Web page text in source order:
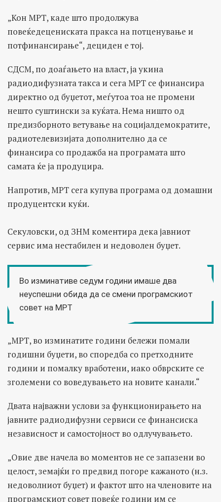
„Кон МРТ, каде што продолжува
повеќедецениската пракса на потценување и
потфинансирање“, дециден е тој.
СДСМ, по доаѓањето на власт, ја укина
радиодифузната такса и сега МРТ се финансира
директно од буџетот, меѓутоа тоа не промени
нешто суштински за куќата. Нема ништо од
предизборното ветување на социјалдемократите,
радиотелевизијата дополнително да се
финансира со продажба на програмата што
самата ќе ја продуцира.
Напротив, МРТ сега купува програма од домашни
продуцентски куќи.
Секуловски, од ЗНМ коментира дека јавниот
сервис има нестабилен и недоволен буџет.
Во изминативе седум години имаше два
неуспешни обида да се смени програмскиот
совет на МРТ
„МРТ, во изминатите години бележи помали
годишни буџети, во споредба со претходните
години и помалку вработени, иако обврските се
зголемени со воведувањето на новите канали.“
Двата најважни услови за функционирањето на
јавните радиодифузни сервиси се финансиска
независност и самостојност во одлучувањето.
„Овие две начела во моментов не се запазени во
целост, земајќи го предвид погоре кажаното (н.з.
недоволниот буџет) и фактот што на членовите на
програмскиот совет повеќе години им се